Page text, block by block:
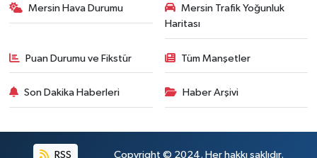
Mersin Hava Durumu
Mersin Trafik Yoğunluk
Haritası
Puan Durumu ve Fikstür Tüm Manşetler
Son Dakika Haberleri Haber Arşivi
RSS Copyright © 2024. Her hakkı saklıdır.